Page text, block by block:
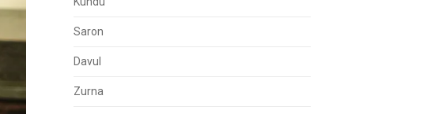
Saron
Davul
Zurna